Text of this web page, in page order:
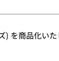
) を商品化い